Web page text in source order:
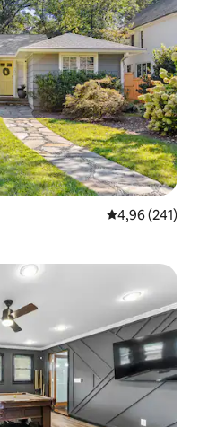
Priemerné
4,96 (241)